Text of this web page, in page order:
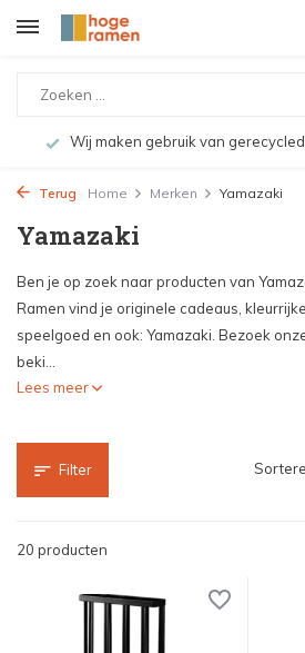
Wij maken gebruik van
Terug Home Merken Yamazaki
Yamazaki
Ben je op zoek naar producten van
Ramen vind je originele cadeaus,
speelgoed en ook: Yamazaki. Bezoek
beki...
Lees meer
Filter
20 producten